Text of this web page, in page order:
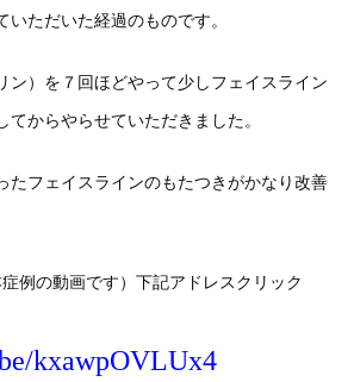
いただいた経過のものです。
ン）を７回ほどやって少しフェイスライン
てからやらせていただきました。
たフェイスラインのもたつきがかなり改善
例の動画です）下記アドレスクリック
kxawpOVLUx4